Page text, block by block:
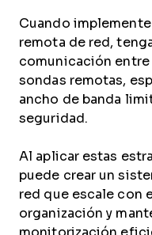
Cuando
remota de red,
comunicación entre
sondas remotas,
ancho de banda
seguridad.
Al aplicar estas
puede crear un
red que escale con
organización y
monitorización